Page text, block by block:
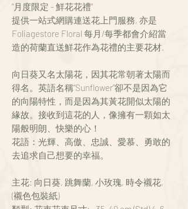
"月度限定 - 鮮花花禮"
提供一站式網購連送花上門服務, 亦是
Foliagestore Floral 每月/每季都會介紹當
造的荷蘭直送鮮花作為花禮的主要花材.
向日葵又名太陽花，因其花常朝著太陽而
得名。英語名稱“Sunflower”卻不是因為它
的向陽特性，而是因為其黃花開似太陽的
緣故。接收到這花的人，像擁有一顆如太
陽般明朗、快樂的心！
花語：光輝、高傲、忠誠、愛慕、勇敢的
去追求自己想要的幸福。
主花: 向日葵, 跳舞蘭, 小玫瑰, 時令襯花,
(襯色包裝紙)